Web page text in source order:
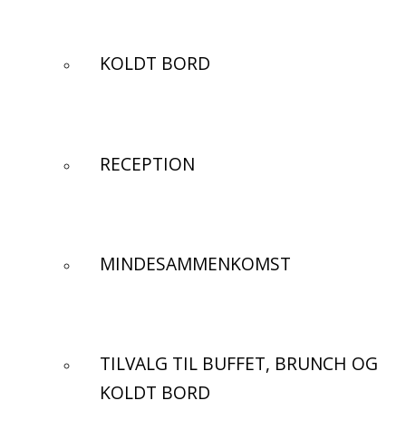
KOLDT BORD
RECEPTION
MINDESAMMENKOMST
TILVALG TIL BUFFET, BRUNCH OG
KOLDT BORD